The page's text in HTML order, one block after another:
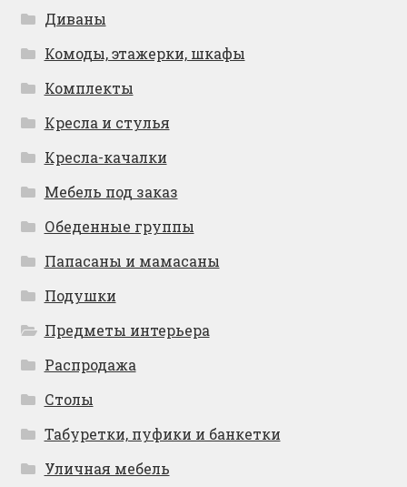
Диваны
Комоды, этажерки, шкафы
Комплекты
Кресла и стулья
Кресла-качалки
Мебель под заказ
Обеденные группы
Папасаны и мамасаны
Подушки
Предметы интерьера
Распродажа
Столы
Табуретки, пуфики и банкетки
Уличная мебель